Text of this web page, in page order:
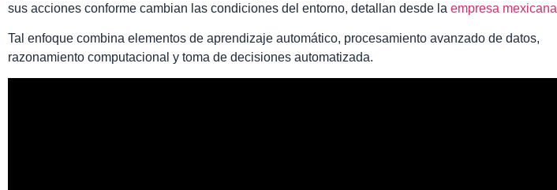
sus acciones conforme cambian las condiciones del entorno, detallan desde la empresa mexicana
Tal enfoque combina elementos de aprendizaje automático, procesamiento avanzado de datos,
razonamiento computacional y toma de decisiones automatizada.